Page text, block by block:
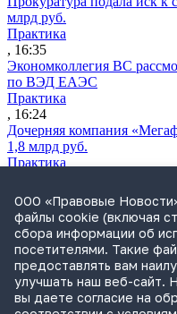
млрд руб.
Практика
, 16:35
Экономколлегия ВС
по ВЭД ЕАЭС
Практика
, 16:24
Дочерняя компания
1,8 млрд руб.
Практика
СИП проверит отмену
устройствами после
Практика
, 15:17
Суды 10 стран
Google о возврате
Международная практика
, 14:09
ООО «Правовые
файлы cookie (включая
сбора информации об
посетителями. Такие
предоставлять вам
улучшать наш веб-сайт.
вы даете согласие на